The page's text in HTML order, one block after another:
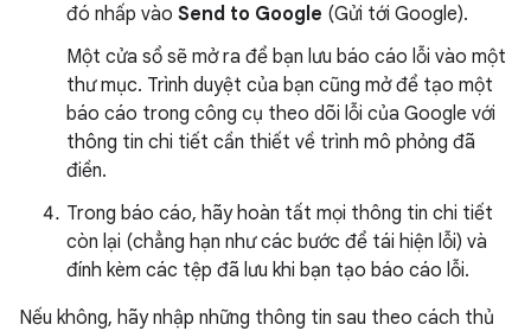
đó nhấp vào Send to Google (Gửi tới Google).
Một cửa sổ sẽ mở ra để bạn lưu báo cáo lỗi vào một
thư mục. Trình duyệt của bạn cũng mở để tạo một
báo cáo trong công cụ theo dõi lỗi của Google với
thông tin chi tiết cần thiết về trình mô phỏng đã
điền.
Trong báo cáo, hãy hoàn tất mọi thông tin chi tiết
còn lại (chẳng hạn như các bước để tái hiện lỗi) và
đính kèm các tệp đã lưu khi bạn tạo báo cáo lỗi.
Nếu không, hãy nhập những thông tin sau theo cách thủ